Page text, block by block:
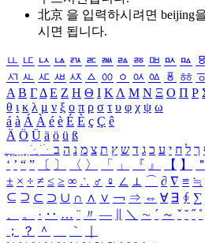
北京 을 입력하시려면 beijing
시면 됩니다.
ㅥ ㅦ ㅧ ㅨ ㅩ ㅪ ㅫ ㅬ ㅭ ㅮ ㅯ ㅰ ㅱ
ㅺ ㅻ ㅼ ㅽ ㅾ ㅿ ㆀ ㆁ ㆂ ㆃ ㆄ ㆅ
Α Β ΓΔ Ε Ζ Η Θ Ι ΚΛ Μ Ν Ξ Ο Π Ρ
θ ι κ λ μ ν ξ ο π ρ σ τ υ φ χ ψ ω
á à Á À é è É È ç Ç ê
Ä Ö Ü ä ö ü ß
ִֶֹ ֻּ ׁׂ ך ל ח י ע כ ג ד ש ץ ת צ מ נ ה ב
‘ ’ “ ” 〔 〕 〈 〉 「 」 『 』 【 】 ＂
± × ÷ ≠ ≤ ≥ ∞ ∴ ♂ ♀ ∠ ⊥ ⌒ ∂ ∇ ≡ ≒
⊆ ⊇ ⊂ ⊃ ∪ ∩ ∧ ∨ ￢ ⇒ ⇔ ∀ ∃ ∮ ∑
、
。 · ‥ … ¨ 〃 ― ＼ ∼ ´ ～ ˇ ˘ ˝ ˚
；
？ ＾ ｀